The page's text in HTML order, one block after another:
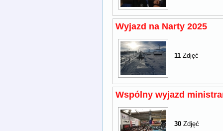
Wyjazd na Narty 2025
11 Zdjęć
Wspólny wyjazd
30 Zdjęć